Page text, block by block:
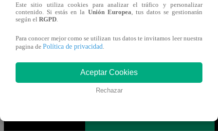
¡Tu opinión es MUY valiosa!
Mira AQUÍ el nuevo episodio de “Yo
Este sitio utiliza cookies para analizar el tráfico y personalizar
contenido. Si estás en la Unión Europea , tus datos se gestionarán
según el RGPD
Para conocer mejor como se utilizan tus datos te invitamos leer nuestra
pagina de Política de privacidad
Aceptar Cookies
Rechazar